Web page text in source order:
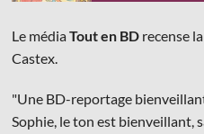
Le médiaTout en BDrecense
Castex.
"Une BD-reportage
Sophie, le ton est bienveillant,